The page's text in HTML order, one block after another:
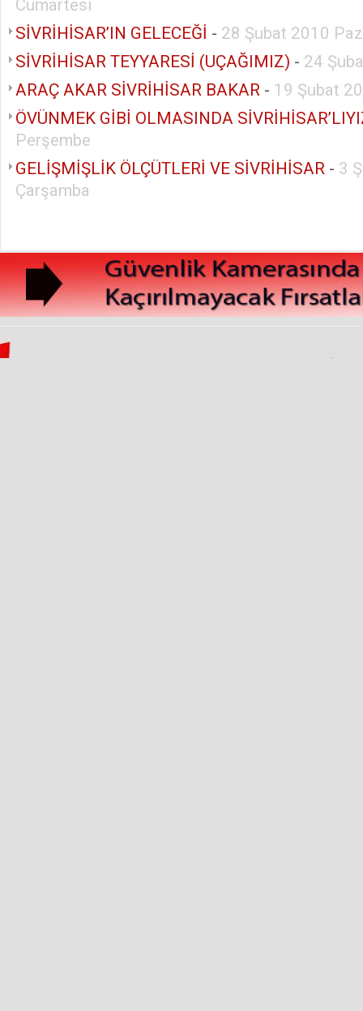
Cumartesi
SİVRİHİSAR’IN GELECEĞİ - 28 Şubat 2010
SİVRİHİSAR TEYYARESİ (UÇAĞIMIZ) - 24
ARAÇ AKAR SİVRİHİSAR BAKAR - 19 Şubat
ÖVÜNMEK GİBİ OLMASINDA
Perşembe
GELİŞMİŞLİK ÖLÇÜTLERİ VE SİVRİHİSAR - 3
Çarşamba